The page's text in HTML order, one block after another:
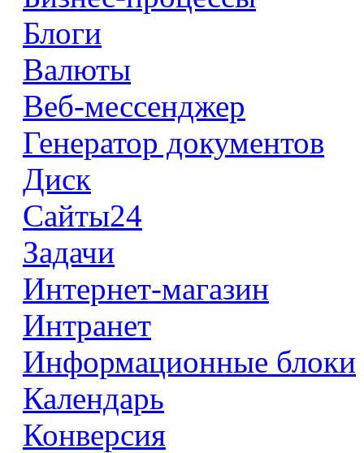
Блоги
Валюты
Веб-мессенджер
Генератор документов
Диск
Сайты24
Задачи
Интернет-магазин
Интранет
Информационные блоки
Календарь
Конверсия